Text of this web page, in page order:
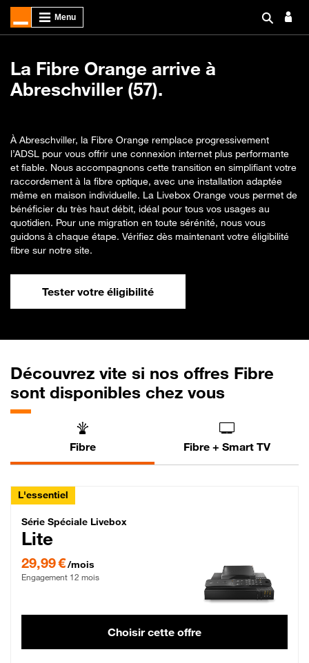
La Fibre Orange arrive à
Abreschviller (57).
À Abreschviller, la Fibre Orange remplace progressivement
l’ADSL pour vous offrir une connexion internet plus performante
et fiable. Nous accompagnons cette transition en simplifiant votre
raccordement à la fibre optique, avec une installation adaptée
même en maison individuelle. La Livebox Orange vous permet de
bénéficier du très haut débit, idéal pour tous vos usages au
quotidien. Pour une migration en toute sérénité, nous vous
guidons à chaque étape. Vérifiez dès maintenant votre éligibilité
fibre sur notre site.
Tester votre éligibilité
Découvrez vite si nos offres Fibre
sont disponibles chez vous
Fibre Fibre + Smart TV
L'essentiel
Série Spéciale Livebox Lite Fibre
Série Spéciale Livebox
Lite
29,99 €/mois
Engagement 12 mois
Choisir cette offre